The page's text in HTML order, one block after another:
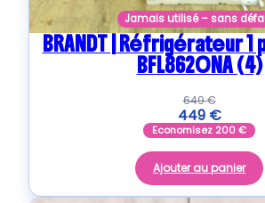
Jamais utilisé – sans
BRANDT | Réfrigérateur 1
BFL8620NA (4)
649€
449 €
Economisez 200€
Ajouter au panier